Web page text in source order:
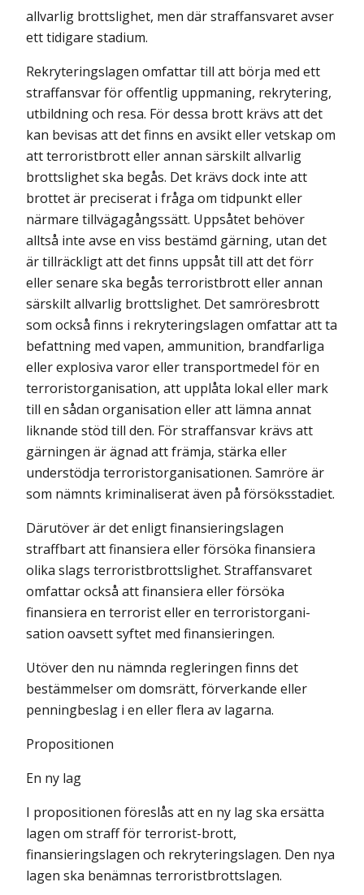
allvarlig brottslighet, men där straffansvaret avser
ett tidigare stadium.
Rekryteringslagen omfattar till att börja med ett
straffansvar för offentlig uppmaning, rekrytering,
utbildning och resa. För dessa brott krävs att det
kan bevisas att det finns en avsikt eller vetskap om
att terroristbrott eller annan särskilt allvarlig
brottslighet ska begås. Det krävs dock inte att
brottet är preciserat i fråga om tidpunkt eller
närmare tillvägagångssätt. Uppsåtet behöver
alltså inte avse en viss bestämd gärning, utan det
är tillräckligt att det finns uppsåt till att det förr
eller senare ska begås terroristbrott eller annan
särskilt allvarlig brottslighet. Det samröresbrott
som också finns i rekryterings­lagen omfattar att ta
befattning med vapen, ammunition, brandfarliga
eller explosiva varor eller transportmedel för en
terroristorganisation, att upplåta lokal eller mark
till en sådan organisation eller att lämna annat
liknande stöd till den. För straffansvar krävs att
gärningen är ägnad att främja, stärka eller
understödja terroristorganisationen. Samröre är
som nämnts kriminaliserat även på försöksstadiet.
Därutöver är det enligt finansieringslagen
straffbart att finansiera eller försöka finansiera
olika slags terroristbrottslighet. Straffansvaret
omfattar också att finansiera eller försöka
finansiera en terrorist eller en terroristorgani­
sation oavsett syftet med finansieringen.
Utöver den nu nämnda regleringen finns det
bestämmelser om domsrätt, förverkande eller
penningbeslag i en eller flera av lagarna.
Propositionen
En ny lag
I propositionen föreslås att en ny lag ska ersätta
lagen om straff för terrorist-brott,
finansieringslagen och rekryteringslagen. Den nya
lagen ska benämnas terroristbrottslagen.